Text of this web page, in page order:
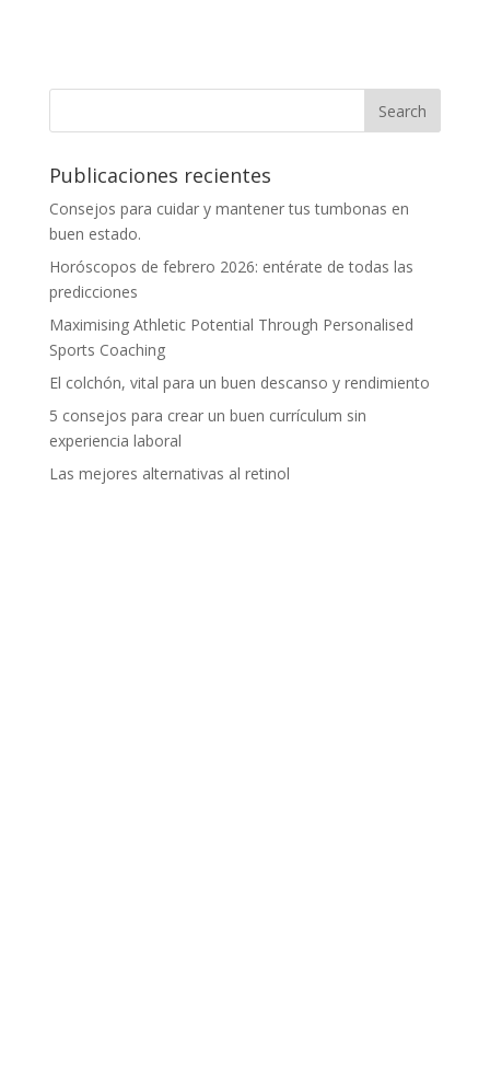
Publicaciones recientes
Consejos para cuidar y mantener tus tumbonas en
buen estado.
Horóscopos de febrero 2026: entérate de todas las
predicciones
Maximising Athletic Potential Through Personalised
Sports Coaching
El colchón, vital para un buen descanso y rendimiento
5 consejos para crear un buen currículum sin
experiencia laboral
Las mejores alternativas al retinol